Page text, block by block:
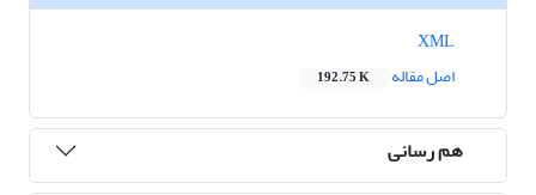
اصل مقاله
192.75 K
هم رسانی